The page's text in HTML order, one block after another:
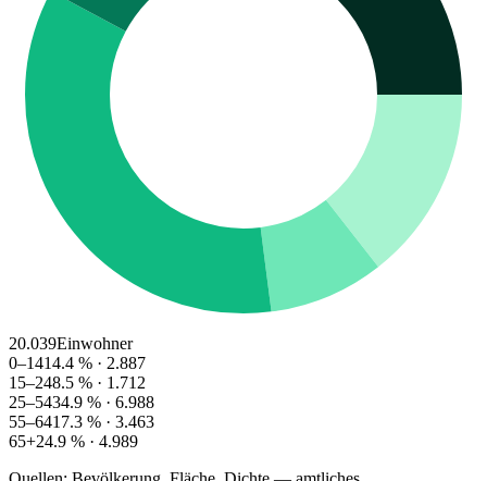
20.039Einwohner
0–1414.4 % · 2.887
15–248.5 % · 1.712
25–5434.9 % · 6.988
55–6417.3 % · 3.463
65+24.9 % · 4.989